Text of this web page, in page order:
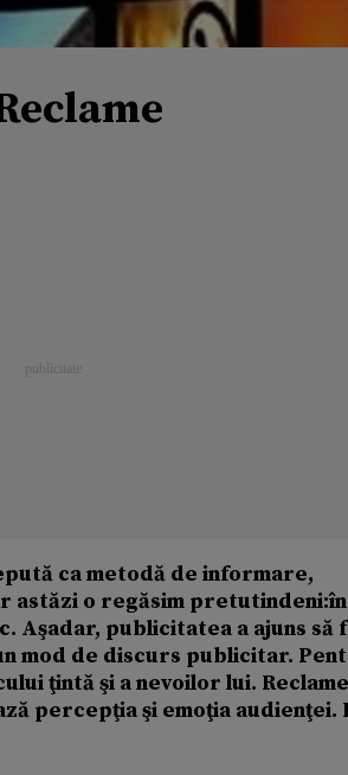
ca metodă de informare,
astăzi o regăsim pretutindeni:în
Aşadar, publicitatea a ajuns să
mod de discurs publicitar.
ţintă şi a nevoilor lui.
percepţia şi emoţia audienţei.